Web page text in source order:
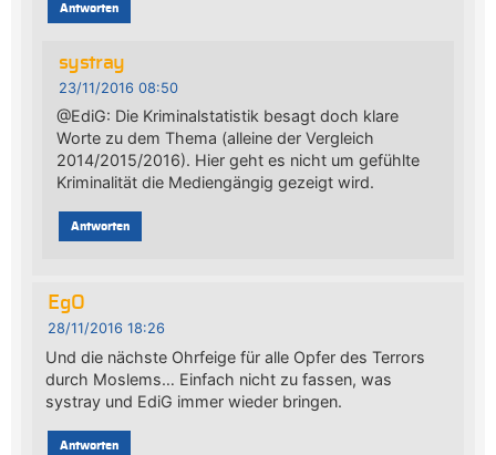
Antworten
systray
23/11/2016 08:50
@EdiG: Die Kriminalstatistik besagt doch klare
Worte zu dem Thema (alleine der Vergleich
2014/2015/2016). Hier geht es nicht um gefühlte
Kriminalität die Mediengängig gezeigt wird.
Antworten
EgO
28/11/2016 18:26
Und die nächste Ohrfeige für alle Opfer des Terrors
durch Moslems… Einfach nicht zu fassen, was
systray und EdiG immer wieder bringen.
Antworten